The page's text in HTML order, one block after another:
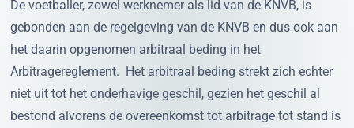
De voetballer, zowel werknemer als lid van de KNVB, is
gebonden aan de regelgeving van de KNVB en dus ook aan
het daarin opgenomen arbitraal beding in het
Arbitragereglement. Het arbitraal beding strekt zich echter
niet uit tot het onderhavige geschil, gezien het geschil al
bestond alvorens de overeenkomst tot arbitrage tot stand is